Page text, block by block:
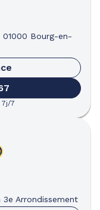
01000 Bourg-en-
7
Arrondissement